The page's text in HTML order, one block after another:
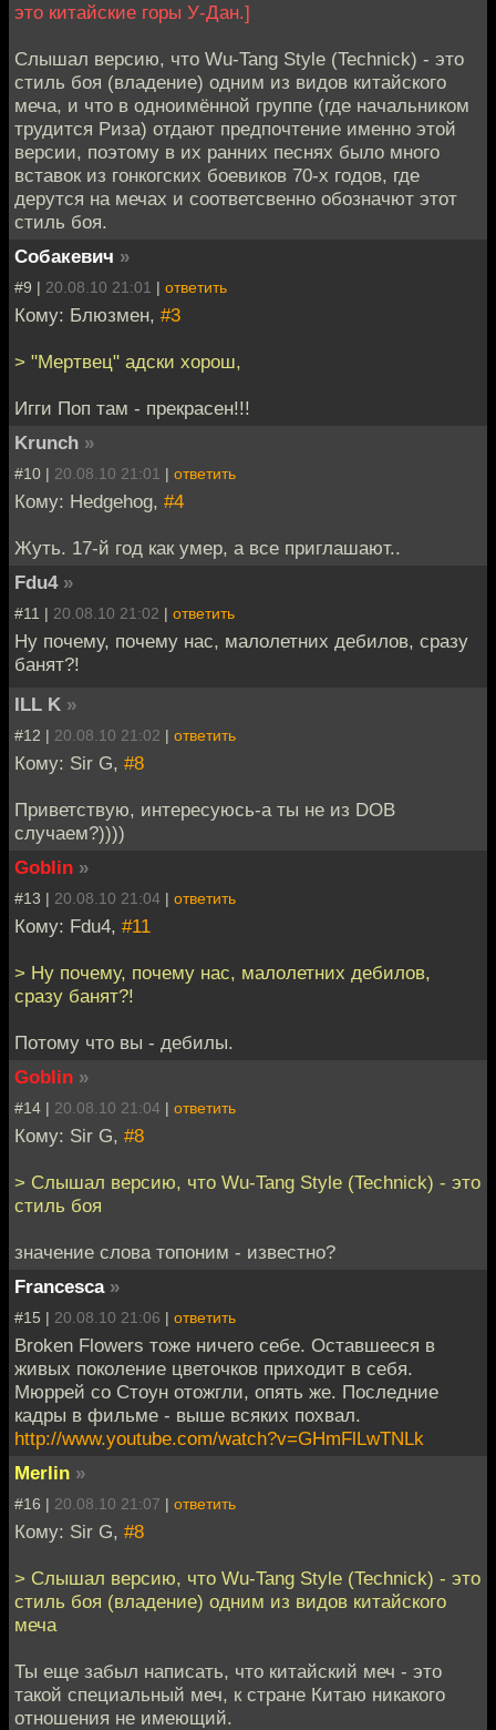
это китайские горы У-Дан.]
Слышал версию, что Wu-Tang Style (Technick) - это
стиль боя (владение) одним из видов китайского
меча, и что в одноимённой группе (где начальником
трудится Риза) отдают предпочтение именно этой
версии, поэтому в их ранних песнях было много
вставок из гонкогских боевиков 70-х годов, где
дерутся на мечах и соответсвенно обозначют этот
стиль боя.
Собакевич »
#9 | 20.08.10 21:01 | ответить
Кому: Блюзмен, #3
> "Мертвец" адски хорош,
Игги Поп там - прекрасен!!!
Krunch »
#10 | 20.08.10 21:01 | ответить
Кому: Hedgehog, #4
Жуть. 17-й год как умер, а все приглашают..
Fdu4 »
#11 | 20.08.10 21:02 | ответить
Ну почему, почему нас, малолетних дебилов, сразу
банят?!
ILL K »
#12 | 20.08.10 21:02 | ответить
Кому: Sir G, #8
Приветствую, интересуюсь-а ты не из DOB
случаем?))))
Goblin »
#13 | 20.08.10 21:04 | ответить
Кому: Fdu4, #11
> Ну почему, почему нас, малолетних дебилов,
сразу банят?!
Потому что вы - дебилы.
Goblin »
#14 | 20.08.10 21:04 | ответить
Кому: Sir G, #8
> Слышал версию, что Wu-Tang Style (Technick) - это
стиль боя
значение слова топоним - известно?
Francesca »
#15 | 20.08.10 21:06 | ответить
Broken Flowers тоже ничего себе. Оставшееся в
живых поколение цветочков приходит в себя.
Мюррей со Стоун отожгли, опять же. Последние
кадры в фильме - выше всяких похвал.
http://www.youtube.com/watch?v=GHmFlLwTNLk
Merlin »
#16 | 20.08.10 21:07 | ответить
Кому: Sir G, #8
> Слышал версию, что Wu-Tang Style (Technick) - это
стиль боя (владение) одним из видов китайского
меча
Ты еще забыл написать, что китайский меч - это
такой специальный меч, к стране Китаю никакого
отношения не имеющий.